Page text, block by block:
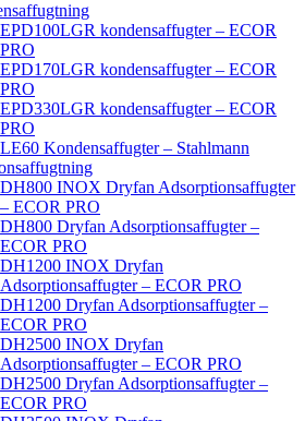
EPD100LGR kondensaffugter – ECOR
PRO
EPD170LGR kondensaffugter – ECOR
PRO
EPD330LGR kondensaffugter – ECOR
PRO
LE60 Kondensaffugter – Stahlmann
DH800 INOX Dryfan Adsorptionsaffugter
– ECOR PRO
DH800 Dryfan Adsorptionsaffugter –
ECOR PRO
DH1200 INOX Dryfan
Adsorptionsaffugter – ECOR PRO
DH1200 Dryfan Adsorptionsaffugter –
ECOR PRO
DH2500 INOX Dryfan
Adsorptionsaffugter – ECOR PRO
DH2500 Dryfan Adsorptionsaffugter –
ECOR PRO